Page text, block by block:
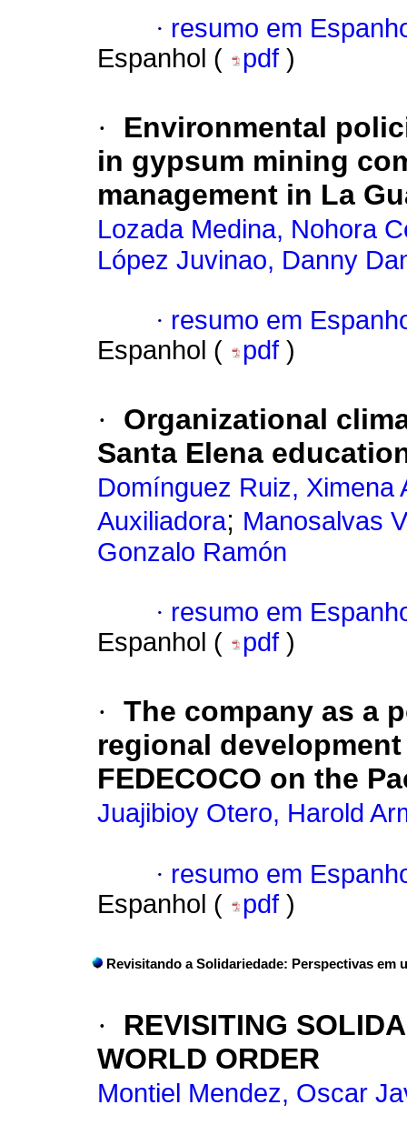
· resumo em
Espanhol (
pdf )
·
Environmental
in gypsum mining
management in La
Lozada Medina, Nohora
López Juvinao, Danny
· resumo em
Espanhol (
pdf )
·
Organizational
Santa Elena
Domínguez Ruiz, Ximena
Auxiliadora; Manosalvas
Gonzalo Ramón
· resumo em
Espanhol (
pdf )
· The company as a
regional
FEDECOCO on the
Juajibioy Otero, Harold
· resumo em
Espanhol (
pdf )
Revisitando a Solidariedade: Perspectivas em
·
REVISITING
WORLD ORDER
Montiel Mendez, Oscar